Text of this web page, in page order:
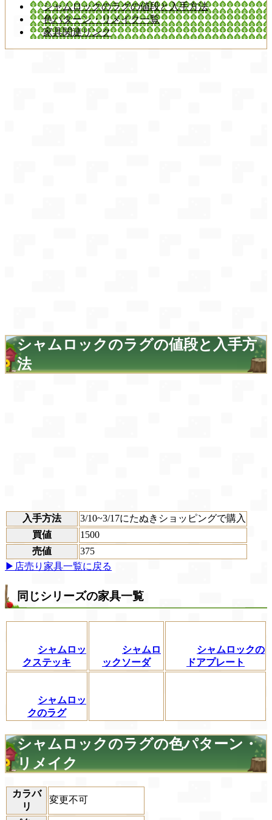
シャムロックのラグの値段と入手方法
色パターン・リメイク一覧
家具関連リンク
シャムロックのラグの値段と入手方
法
入手方法
3/10~3/17にたぬきショッピングで購入
買値
1500
売値
375
▶店売り家具一覧に戻る
同じシリーズの家具一覧
シャムロッ
クステッキ
シャムロ
ックソーダ
シャムロックの
ドアプレート
シャムロッ
クのラグ
シャムロックのラグの色パターン・
リメイク
カラバ
リ
変更不可